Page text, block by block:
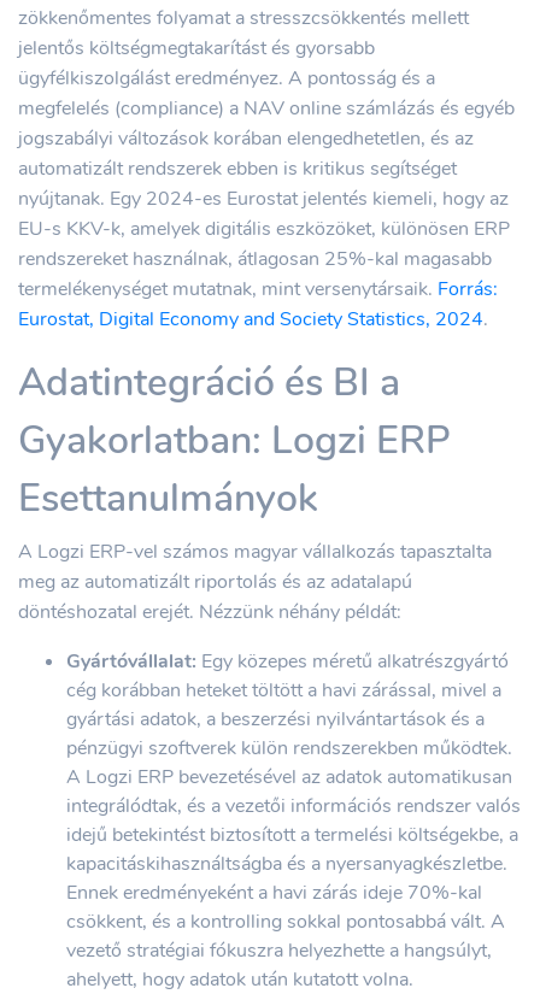
zökkenőmentes folyamat a stresszcsökkentés mellett
jelentős költségmegtakarítást és gyorsabb
ügyfélkiszolgálást eredményez. A pontosság és a
megfelelés (compliance) a NAV online számlázás és egyéb
jogszabályi változások korában elengedhetetlen, és az
automatizált rendszerek ebben is kritikus segítséget
nyújtanak. Egy 2024-es Eurostat jelentés kiemeli, hogy az
EU-s KKV-k, amelyek digitális eszközöket, különösen ERP
rendszereket használnak, átlagosan 25%-kal magasabb
termelékenységet mutatnak, mint versenytársaik. Forrás:
Eurostat, Digital Economy and Society Statistics, 2024.
Adatintegráció és BI a
Gyakorlatban: Logzi ERP
Esettanulmányok
A Logzi ERP-vel számos magyar vállalkozás tapasztalta
meg az automatizált riportolás és az adatalapú
döntéshozatal erejét. Nézzünk néhány példát:
Gyártóvállalat: Egy közepes méretű alkatrészgyártó
cég korábban heteket töltött a havi zárással, mivel a
gyártási adatok, a beszerzési nyilvántartások és a
pénzügyi szoftverek külön rendszerekben működtek.
A Logzi ERP bevezetésével az adatok automatikusan
integrálódtak, és a vezetői információs rendszer valós
idejű betekintést biztosított a termelési költségekbe, a
kapacitáskihasználtságba és a nyersanyagkészletbe.
Ennek eredményeként a havi zárás ideje 70%-kal
csökkent, és a kontrolling sokkal pontosabbá vált. A
vezető stratégiai fókuszra helyezhette a hangsúlyt,
ahelyett, hogy adatok után kutatott volna.